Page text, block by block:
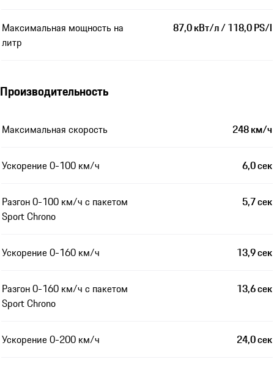
Максимальная мощность на
литр
87,0 кВт/л / 118,0 PS/l
Производительность
Максимальная скорость 248 км/ч
Ускорение 0-100 км/ч 6,0 сек
Разгон 0-100 км/ч с пакетом
Sport Chrono
5,7 сек
Ускорение 0-160 км/ч 13,9 сек
Разгон 0-160 км/ч с пакетом
Sport Chrono
13,6 сек
Ускорение 0-200 км/ч 24,0 сек